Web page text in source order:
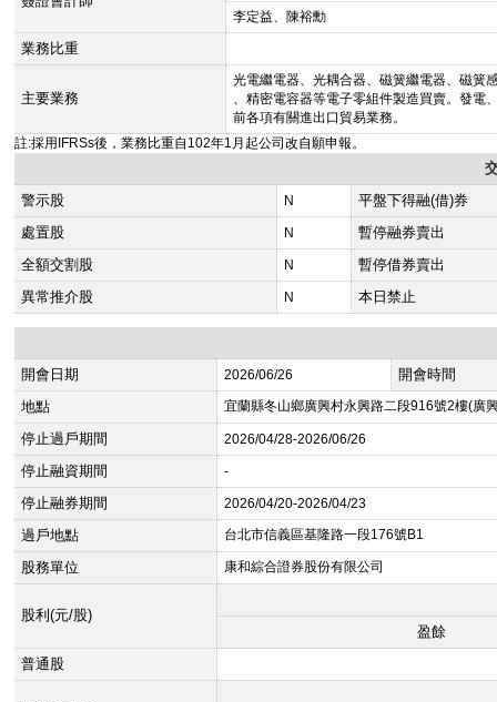
李定益、陳裕勳
業務比重
主要業務
光電繼電器、光耦合器、磁簧繼電器、磁簧
、精密電容器等電子零組件製造買賣。發電
前各項有關進出口貿易業務。
註:採用IFRSs後，業務比重自102年1月起公司改自願申報。
警示股
N
平盤下得融(借)券
處置股
N
暫停融券賣出
全額交割股
N
暫停借券賣出
異常推介股
N 本日禁止
開會日期 2026/06/26
開會時間
地點
宜蘭縣冬山鄉廣興村永興路二段916號2樓(廣
停止過戶期間 2026/04/28-2026/06/26
停止融資期間 -
停止融券期間 2026/04/20-2026/04/23
過戶地點 台北市信義區基隆路一段176號B1
股務單位 康和綜合證券股份有限公司
股利(元/股)
盈餘
普通股